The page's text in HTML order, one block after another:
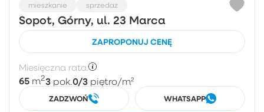
mieszkanie sprzedaż
Sopot, Górny, ul. 23 Marca
ZAPROPONUJ CENĘ
Miesięczna rata:
65 m23 pok.0/3 piętro/m²
ZADZWOŃ WHATSAPP